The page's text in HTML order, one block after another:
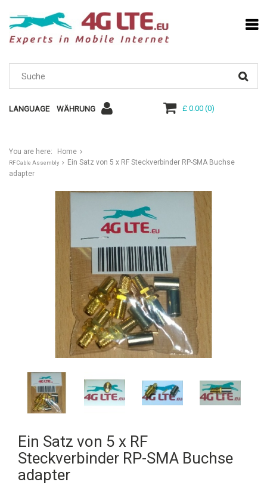
LANGUAGE WÄHRUNG £ 0.00(0)
You are here: Home
RF Cable Assembly
Ein Satz von 5 x RF Steckverbinder RP-SMA Buchse
adapter
Ein Satz von 5 x RF
Steckverbinder RP-SMA Buchse
adapter